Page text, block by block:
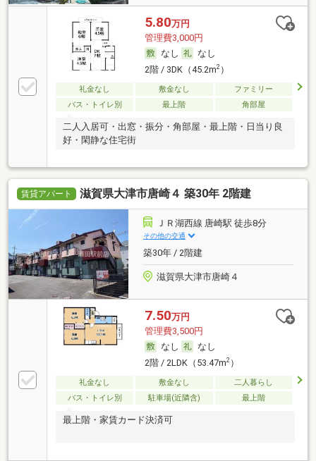
5.80万円
管理費3,000円
なし
なし
2階 / 3DK（45.2m2）
礼金なし 敷金なし
ファミリー
バス・トイレ別
最上階 角部屋
二人入居可・出窓・振分・角部屋・最上階・日当り良
好・閑静な住宅街
賃貸アパート 滋賀県大津市唐崎４ 築30年 2階建
ＪＲ湖西線 唐崎駅 徒歩8分
その他の交通
築30年 / 2階建
滋賀県大津市唐崎４
7.50万円
管理費3,500円
なし
なし
2階 / 2LDK（53.47m2）
礼金なし 敷金なし
二人暮らし
バス・トイレ別
駐車場(近隣含) 最上階
最上階・家賃カード決済可